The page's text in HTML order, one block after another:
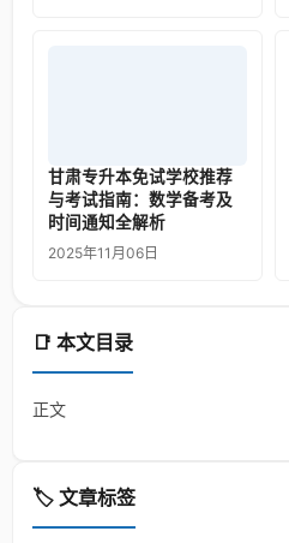
📑 本文目录
正文
🏷️ 文章标签
甘肃专升本免试学校推荐
与考试指南：数学备考及
时间通知全解析
2025年11月06日